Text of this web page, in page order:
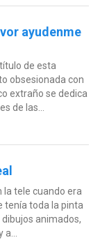
ayudenme
de esta
obsesionada con
extraño se dedica
de las...
la tele cuando era
tenía toda la pinta
animados,